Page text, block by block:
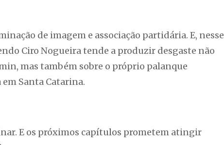
de imagem e associação partidária. E, nesse
Ciro Nogueira tende a produzir desgaste não
mas também sobre o próprio palanque
Santa Catarina.
E os próximos capítulos prometem atingir